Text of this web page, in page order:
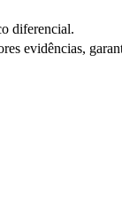
diferencial.
evidências,